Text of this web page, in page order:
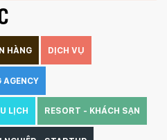
HÀNG DỊCH VỤ
AGENCY
LỊCH RESORT - KHÁCH SẠN